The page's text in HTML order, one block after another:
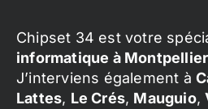
Chipset 34 est votre
informatique à Montpellier
J’interviens également à
Lattes, Le Crés, Mauguio,